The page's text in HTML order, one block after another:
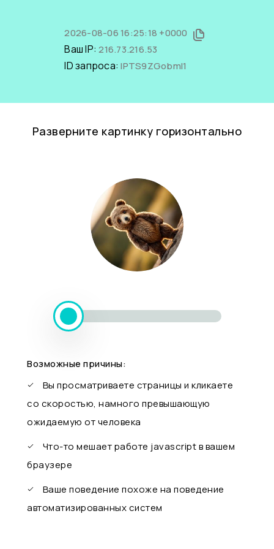
2026-08-06 16:25:18 +0000
Ваш IP:216.73.216.53
ID запроса:IPTS9ZGobmI1
Разверните картинку горизонтально
Возможные причины:
Вы просматриваете страницы и кликаете
со скоростью, намного превышающую
ожидаемую от человека
Что-то мешает работе javascript в вашем
браузере
Ваше поведение похоже на поведение
автоматизированных систем